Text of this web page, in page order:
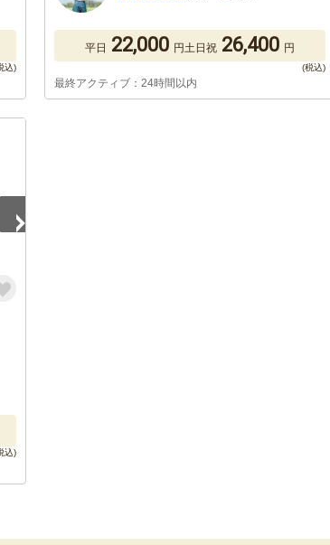
平日 22,000 円土日祝 26,400 円
最終アクティブ：24時間以内